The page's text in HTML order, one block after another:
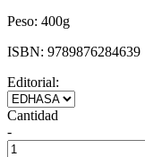
Peso: 400g
ISBN: 9789876284639
Editorial:
Cantidad
-